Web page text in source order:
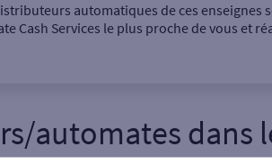
Dépôt de billets €
automatiques de ces enseignes
Cash Services le plus proche de vous et
automates dans